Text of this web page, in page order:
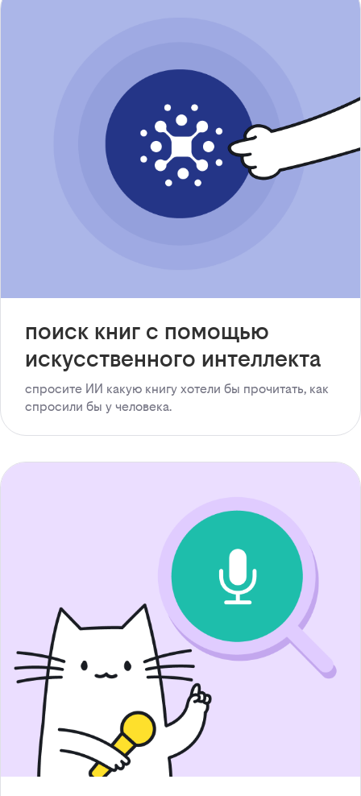
поиск книг с помощью
искусственного интеллекта
спросите ИИ какую книгу хотели бы прочитать, как
спросили бы у человека.